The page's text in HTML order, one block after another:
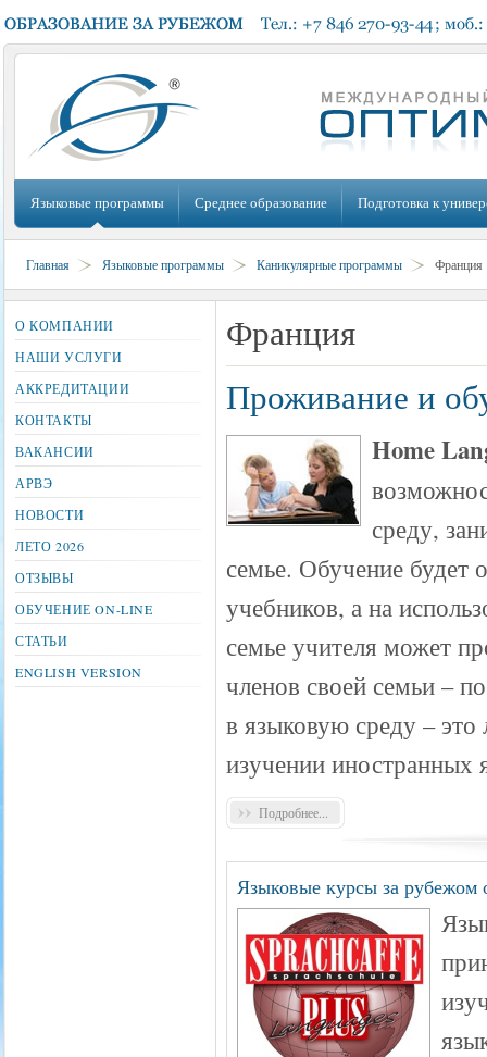
Языковые программы Среднее образование Подготовка к
Главная Языковые программы Каникулярные программы Франция
Франция
Проживание и
Home
среду,
семье. Обучение будет
учебников, а на
семье учителя может
членов своей семьи –
в языковую среду – это
изучении иностранных
Подробнее...
Языковые курсы за рубежом
О КОМПАНИИ
НАШИ УСЛУГИ
АККРЕДИТАЦИИ
КОНТАКТЫ
ВАКАНСИИ
АРВЭ
НОВОСТИ
ЛЕТО 2026
ОТЗЫВЫ
ОБУЧЕНИЕ ON-LINE
СТАТЬИ
ENGLISH VERSION